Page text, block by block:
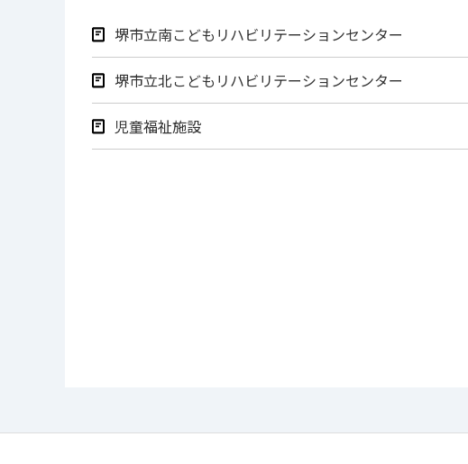
堺市立南こどもリハビリテーションセンター
堺市立北こどもリハビリテーションセンター
児童福祉施設